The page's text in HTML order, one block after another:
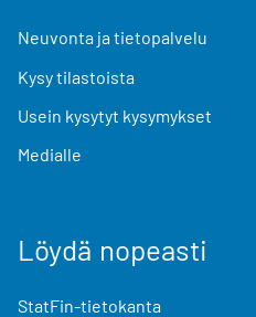
Neuvonta ja tietopalvelu
Kysy tilastoista
Usein kysytyt kysymykset
Medialle
Löydä nopeasti
StatFin-tietokanta